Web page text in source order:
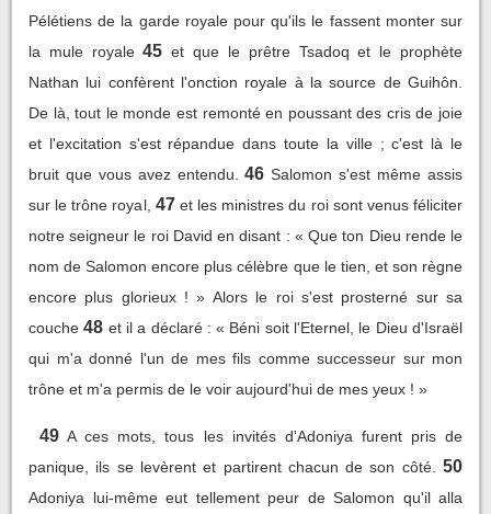
Pélétiens de la garde royale pour qu'ils le fassent monter sur
la mule royale 45 et que le prêtre Tsadoq et le prophète
Nathan lui confèrent l'onction royale à la source de Guihôn.
De là, tout le monde est remonté en poussant des cris de joie
et l'excitation s'est répandue dans toute la ville ; c'est là le
bruit que vous avez entendu.
46 Salomon s'est même assis
sur le trône royal, 47 et les ministres du roi sont venus féliciter
notre seigneur le roi David en disant : « Que ton Dieu rende le
nom de Salomon encore plus célèbre que le tien, et son règne
encore plus glorieux ! » Alors le roi s'est prosterné sur sa
couche 48 et il a déclaré : « Béni soit l'Eternel, le Dieu d'Israël
qui m'a donné l'un de mes fils comme successeur sur mon
trône et m'a permis de le voir aujourd'hui de mes yeux ! »
49 A ces mots, tous les invités d'Adoniya furent pris de
panique, ils se levèrent et partirent chacun de son côté.
50
Adoniya lui-même eut tellement peur de Salomon qu'il alla